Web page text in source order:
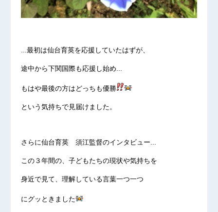
...最初は仙台育英を応援していたはずが、
途中から下関国際も応援し始め...
もはや最後の方はどっちも優勝
という気持ちで見届けました。
さらに仙台育英 須江監督のインタビュー...
この３年間の、子どもたちの現状や気持ちを
身近で見て、理解している言葉一つ一つ
にグッときました